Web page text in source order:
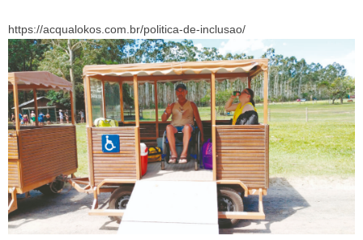
https://acqualokos.com.br/politica-de-inclusao/